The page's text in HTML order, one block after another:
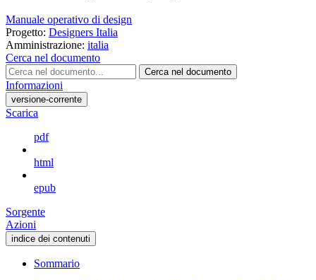
Manuale operativo di design
Progetto: Designers Italia
Amministrazione: italia
Cerca nel documento
Cerca nel documento
Informazioni
versione-corrente
Scarica
pdf
html
epub
Sorgente
Azioni
indice dei contenuti
Sommario